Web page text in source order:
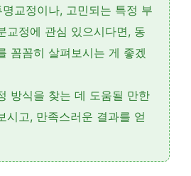
명교정이나, 고민되는 특정 부
교정에 관심 있으시다면, 동
꼼꼼히 살펴보시는 게 좋겠
방식을 찾는 데 도움될 만한
시고, 만족스러운 결과를 얻